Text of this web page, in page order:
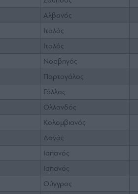
Αλβανός
Ιταλός
Ιταλός
Νορβηγός
Πορτογάλος
Γάλλος
Ολλανδός
Κολομβιανός
Δανός
Ισπανός
Ισπανός
Ούγγρος